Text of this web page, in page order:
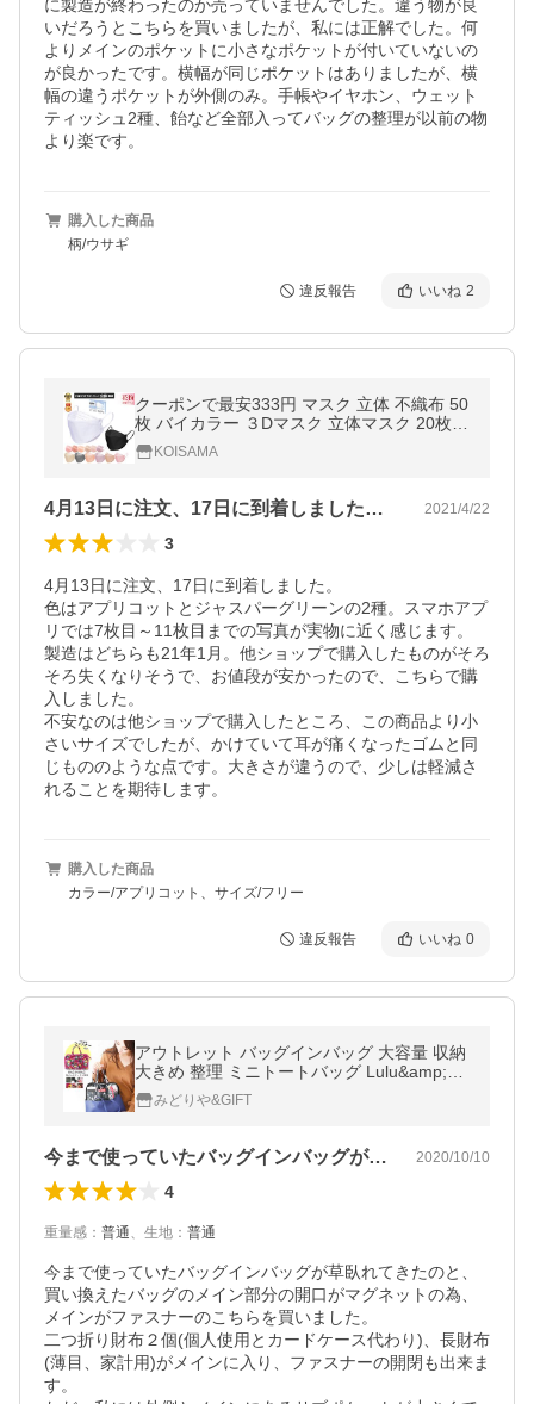
に製造が終わったのか売っていませんでした。違う物が良
いだろうとこちらを買いましたが、私には正解でした。何
よりメインのポケットに小さなポケットが付いていないの
が良かったです。横幅が同じポケットはありましたが、横
幅の違うポケットが外側のみ。手帳やイヤホン、ウェット
ティッシュ2種、飴など全部入ってバッグの整理が以前の物
より楽です。
購入した商品
柄/ウサギ
違反報告 いいね 2
クーポンで最安333円 マスク 立体 不織布 50
枚 バイカラー ３Dマスク 立体マスク 20枚
不織布 血色マスク バイカラーマスク 高評価
送料無料 cicibella
KOISAMA
4月13日に注文、17日に到着しました… 2021/4/22
3
4月13日に注文、17日に到着しました。
色はアプリコットとジャスパーグリーンの2種。スマホアプ
リでは7枚目～11枚目までの写真が実物に近く感じます。
製造はどちらも21年1月。他ショップで購入したものがそろ
そろ失くなりそうで、お値段が安かったので、こちらで購
入しました。
不安なのは他ショップで購入したところ、この商品より小
さいサイズでしたが、かけていて耳が痛くなったゴムと同
じもののような点です。大きさが違うので、少しは軽減さ
れることを期待します。
購入した商品
カラー/アプリコット、サイズ/フリー
違反報告 いいね 0
アウトレット バッグインバッグ 大容量 収納
大きめ 整理 ミニトートバッグ Lulu&amp;be
rry ファスナー付き インナーバッグ ar-KBIN
m メール便送料無料
みどりや&GIFT
今まで使っていたバッグインバッグが草臥… 2020/10/10
4
重量感 ： 普通、 生地 ： 普通
今まで使っていたバッグインバッグが草臥れてきたのと、
買い換えたバッグのメイン部分の開口がマグネットの為、
メインがファスナーのこちらを買いました。
二つ折り財布２個(個人使用とカードケース代わり)、長財布
(薄目、家計用)がメインに入り、ファスナーの開閉も出来ま
す。